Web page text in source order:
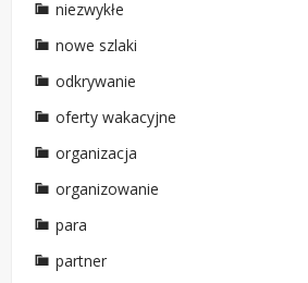
niezwykłe
nowe szlaki
odkrywanie
oferty wakacyjne
organizacja
organizowanie
para
partner